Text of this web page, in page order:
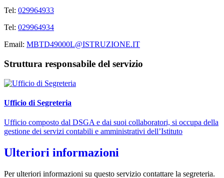
Tel: 029964933
Tel: 029964934
Email: MBTD49000L@ISTRUZIONE.IT
Struttura responsabile del servizio
Ufficio di Segreteria
Ufficio composto dal DSGA e dai suoi collaboratori, si occupa della
gestione dei servizi contabili e amministrativi dell’Istituto
Ulteriori informazioni
Per ulteriori informazioni su questo servizio contattare la segreteria.